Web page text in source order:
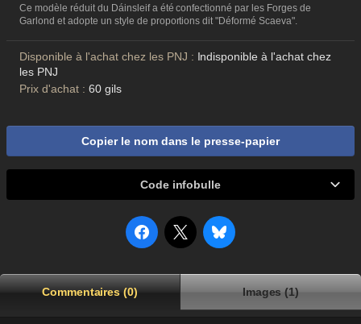
Ce modèle réduit du Dáinsleif a été confectionné par les Forges de
Garlond et adopte un style de proportions dit "Déformé Scaeva".
Disponible à l'achat chez les PNJ : Indisponible à l'achat chez
les PNJ
Prix d'achat : 60 gils
Copier le nom dans le presse-papier
Code infobulle
Commentaires (0) Images (1)